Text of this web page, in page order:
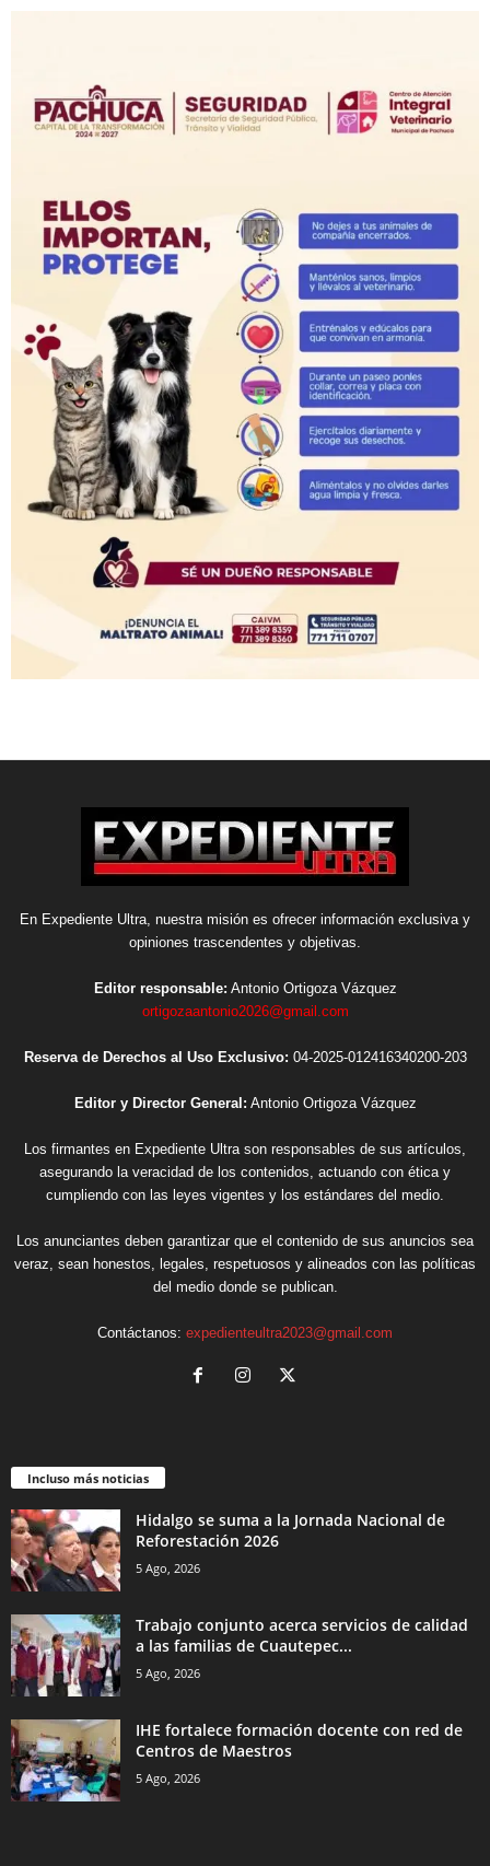
En Expediente Ultra, nuestra misión es ofrecer información exclusiva y
opiniones trascendentes y objetivas.
Editor responsable: Antonio Ortigoza Vázquez
ortigozaantonio2026@gmail.com
Reserva de Derechos al Uso Exclusivo: 04-2025-012416340200-203
Editor y Director General: Antonio Ortigoza Vázquez
Los firmantes en Expediente Ultra son responsables de sus artículos,
asegurando la veracidad de los contenidos, actuando con ética y
cumpliendo con las leyes vigentes y los estándares del medio.
Los anunciantes deben garantizar que el contenido de sus anuncios sea
veraz, sean honestos, legales, respetuosos y alineados con las políticas
del medio donde se publican.
Contáctanos: expedienteultra2023@gmail.com
Incluso más noticias
Hidalgo se suma a la Jornada Nacional de
Reforestación 2026
5 Ago, 2026
Trabajo conjunto acerca servicios de calidad
a las familias de Cuautepec...
5 Ago, 2026
IHE fortalece formación docente con red de
Centros de Maestros
5 Ago, 2026